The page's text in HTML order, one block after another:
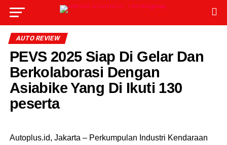
AUTO REVIEW
PEVS 2025 Siap Di Gelar Dan
Berkolaborasi Dengan
Asiabike Yang Di Ikuti 130
peserta
Autoplus.id, Jakarta – Perkumpulan Industri Kendaraan